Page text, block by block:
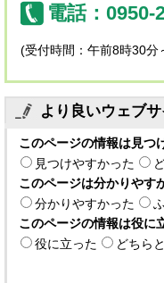
電話：0950-
(受付時間：午前8時30分
より良いウェブ
このページの情報は見つ
見つけやすかった
このページは分かりやす
分かりやすかった
このページの情報は役に
役に立った
どちら